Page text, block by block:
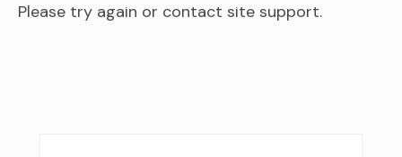
Please try again or contact site support.